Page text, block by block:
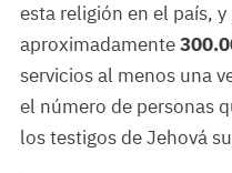
esta religión en el país,
aproximadamente
servicios al menos una
el número de personas
los testigos de Jehová